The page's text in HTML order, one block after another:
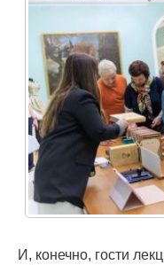
И, конечно, гости